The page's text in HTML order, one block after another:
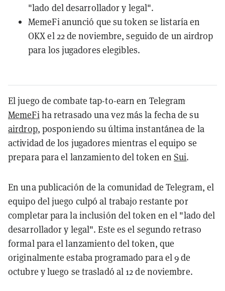
"lado del desarrollador y legal".
MemeFi anunció que su token se listaría en
OKX el 22 de noviembre, seguido de un airdrop
para los jugadores elegibles.
El juego de combate tap-to-earn en Telegram
MemeFiha retrasado una vez más la fecha de su
airdrop, posponiendo su última instantánea de la
actividad de los jugadores mientras el equipo se
prepara para el lanzamiento del token enSui.
En una publicación de la comunidad de Telegram, el
equipo del juego culpó al trabajo restante por
completar para la inclusión del token en el "lado del
desarrollador y legal". Este es el segundo retraso
formal para el lanzamiento del token, que
originalmente estaba programado para el 9 de
octubre y luego se trasladó al 12 de noviembre.